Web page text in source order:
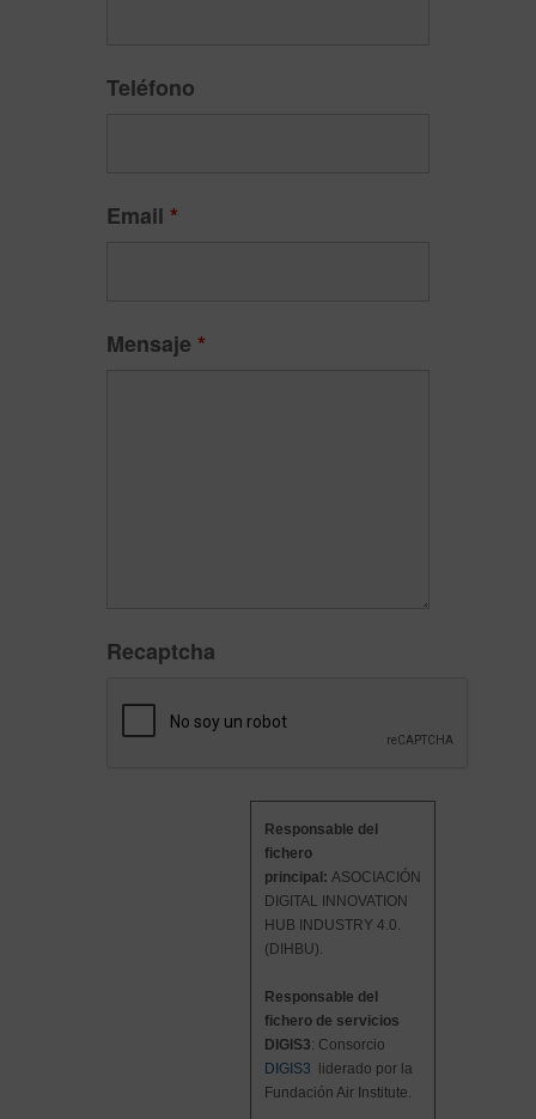
Teléfono
Email *
Mensaje *
Recaptcha
Responsable del
fichero
principal: ASOCIACIÓN
DIGITAL INNOVATION
HUB INDUSTRY 4.0.
(DIHBU).
Responsable del
fichero de servicios
DIGIS3: Consorcio
DIGIS3
liderado por la
Fundación Air Institute.